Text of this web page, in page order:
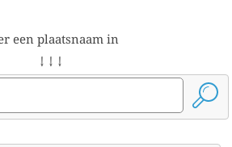
een plaatsnaam in
↓ ↓ ↓